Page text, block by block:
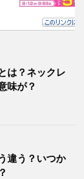
は？ネックレ
味が？
違う？いつか